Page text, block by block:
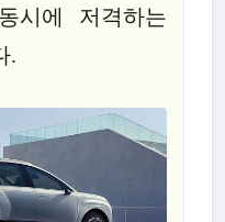
시에 저격하는
.